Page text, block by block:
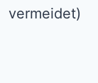
vermeidet)